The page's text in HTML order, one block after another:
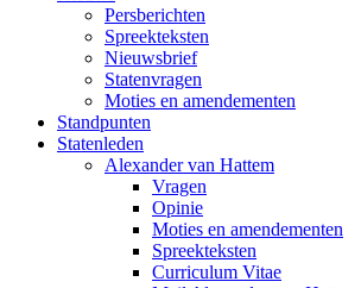
Persberichten
Spreekteksten
Nieuwsbrief
Statenvragen
Moties en amendementen
Standpunten
Statenleden
Alexander van Hattem
Vragen
Opinie
Moties en amendementen
Spreekteksten
Curriculum Vitae